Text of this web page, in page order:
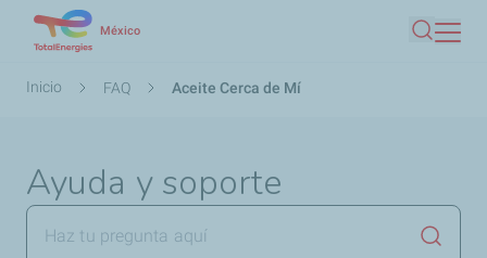
contenido
México
Buscar
Ruta
Inicio FAQ Aceite Cerca de Mí
Ayuda y soporte
Lanzar